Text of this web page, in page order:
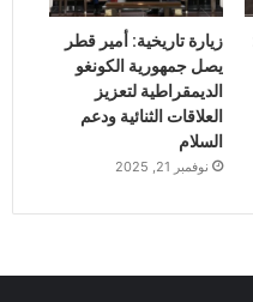
زيارة تاريخية: أمير قطر
يصل جمهورية الكونغو
الديمقراطية لتعزيز
العلاقات الثنائية ودعم
السلام
نوفمبر 21, 2025